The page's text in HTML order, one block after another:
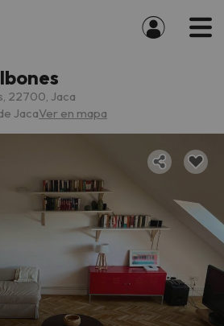
22700, Jaca
JacaVer en mapa